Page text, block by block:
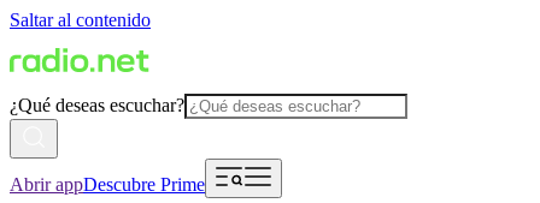
Saltar al contenido
¿Qué deseas escuchar?
Abrir appDescubre Prime